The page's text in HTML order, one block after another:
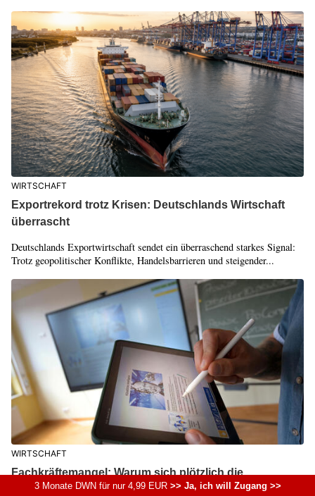
WIRTSCHAFT
Exportrekord trotz Krisen: Deutschlands Wirtschaft
überrascht
Deutschlands Exportwirtschaft sendet ein überraschend starkes Signal:
Trotz geopolitischer Konflikte, Handelsbarrieren und steigender...
WIRTSCHAFT
Fachkräftemangel: Warum sich plötzlich die
Arbeitgeber bewerben müssen
3 Monate DWN für nur 4,99 EUR>> Ja, ich will Zugang >>